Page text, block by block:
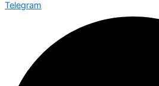
Telegram